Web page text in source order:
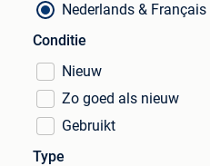
Nederlands & Français
Conditie
Nieuw
Zo goed als nieuw
Gebruikt
Type